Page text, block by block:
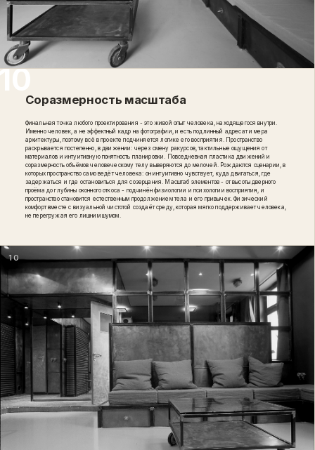
Соразмерность масштаба
Финальная точка любого проектирования - это живой опыт человека, находящегося внутри.
Именно человек, а не эффектный кадр на фотографии, и есть подлинный адресат и мера
архитектуры, поэтому всё в проекте подчиняется логике его восприятия. Пространство
раскрывается постепенно, в движении: через смену ракурсов, тактильные ощущения от
материалов и интуитивную понятность планировки. Повседневная пластика движений и
соразмерность объёмов человеческому телу выверяются до мелочей. Рождаются сценарии, в
которых пространство само ведёт человека: он интуитивно чувствует, куда двигаться, где
задержаться и где остановиться для созерцания. Масштаб элементов - от высоты дверного
проёма до глубины оконного откоса - подчинён физиологии и психологии восприятия, и
пространство становится естественным продолжением тела и его привычек. Физический
комфорт вместе с визуальной чистотой создаёт среду, которая мягко поддерживает человека,
не перегружая его лишним шумом.
10